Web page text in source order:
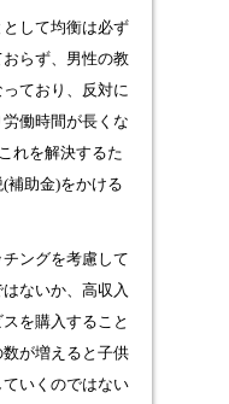
して均衡は必ず
らず、男性の教
ており、反対に
働時間が長くな
れを解決するた
補助金)をかける
ングを考慮して
ないか、高収入
を購入すること
が増えると子供
いくのではない